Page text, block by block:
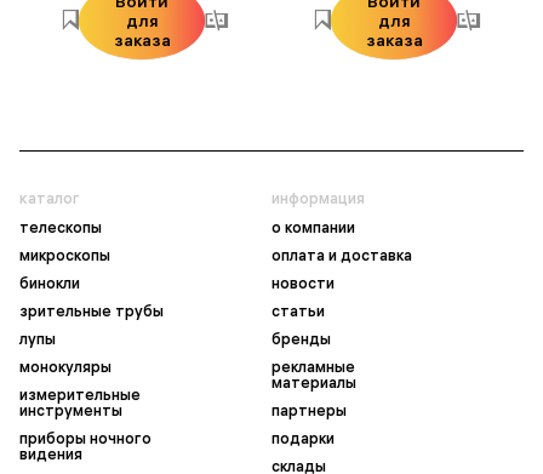
для
заказа
для
заказа
каталог
телескопы
микроскопы
бинокли
зрительные трубы
лупы
монокуляры
измерительные
инструменты
приборы ночного
видения
информация
о компании
оплата и доставка
новости
статьи
бренды
рекламные
материалы
партнеры
подарки
склады